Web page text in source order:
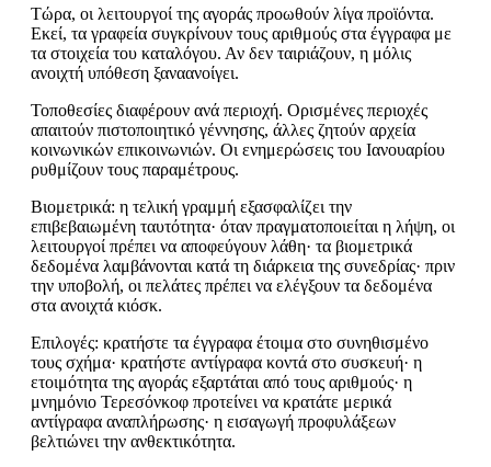
Τώρα, οι λειτουργοί της αγοράς προωθούν λίγα προϊόντα.
Εκεί, τα γραφεία συγκρίνουν τους αριθμούς στα έγγραφα με
τα στοιχεία του καταλόγου. Αν δεν ταιριάζουν, η μόλις
ανοιχτή υπόθεση ξαναανοίγει.
Τοποθεσίες διαφέρουν ανά περιοχή. Ορισμένες περιοχές
απαιτούν πιστοποιητικό γέννησης, άλλες ζητούν αρχεία
κοινωνικών επικοινωνιών. Οι ενημερώσεις του Ιανουαρίου
ρυθμίζουν τους παραμέτρους.
Βιομετρικά: η τελική γραμμή εξασφαλίζει την
επιβεβαιωμένη ταυτότητα· όταν πραγματοποιείται η λήψη, οι
λειτουργοί πρέπει να αποφεύγουν λάθη· τα βιομετρικά
δεδομένα λαμβάνονται κατά τη διάρκεια της συνεδρίας· πριν
την υποβολή, οι πελάτες πρέπει να ελέγξουν τα δεδομένα
στα ανοιχτά κιόσκ.
Επιλογές: κρατήστε τα έγγραφα έτοιμα στο συνηθισμένο
τους σχήμα· κρατήστε αντίγραφα κοντά στο συσκευή· η
ετοιμότητα της αγοράς εξαρτάται από τους αριθμούς· η
μνημόνιο Τερεσόνκοφ προτείνει να κρατάτε μερικά
αντίγραφα αναπλήρωσης· η εισαγωγή προφυλάξεων
βελτιώνει την ανθεκτικότητα.